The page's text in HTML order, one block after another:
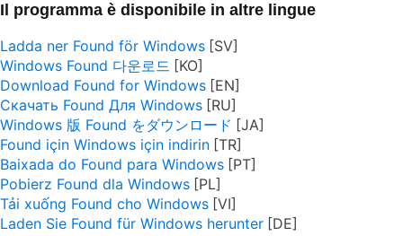
Il programma è disponibile in altre lingue
Ladda ner Found för Windows
Windows Found 다운로드
Download Found for Windows
Скачать Found Для Windows
Windows 版 Found をダウンロード
Found için Windows için indirin
Baixada do Found para Windows
Pobierz Found dla Windows
Tải xuống Found cho Windows
Laden Sie Found für Windows herunter